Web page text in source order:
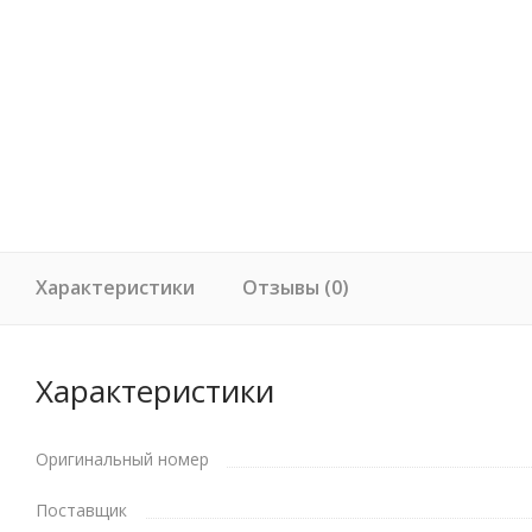
Характеристики Отзывы (0)
Характеристики
Оригинальный номер
Поставщик